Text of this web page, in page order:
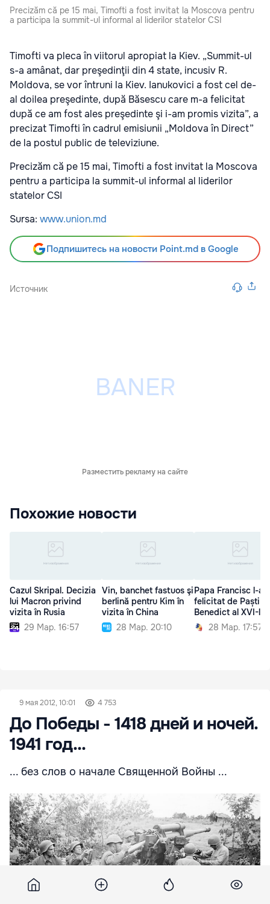
Precizăm că pe 15 mai, Timofti a fost invitat la Moscova pentru
a participa la summit-ul informal al liderilor statelor CSI
Timofti va pleca în viitorul apropiat la Kiev. „Summit-ul
s-a amânat, dar preşedinţii din 4 state, incusiv R.
Moldova, se vor întruni la Kiev. Ianukovici a fost cel de-
al doilea preşedinte, după Băsescu care m-a felicitat
după ce am fost ales preşedinte şi i-am promis vizita”, a
precizat Timofti în cadrul emisiunii „Moldova în Direct”
de la postul public de televiziune.
Precizăm că pe 15 mai, Timofti a fost invitat la Moscova
pentru a participa la summit-ul informal al liderilor
statelor CSI
Sursa: www.union.md
Подпишитесь на новости Point.md в Google
Источник
Разместить рекламу на сайте
Похожие новости
Cazul Skripal. Decizia
lui Macron privind
vizita în Rusia
29 Мар. 16:57
Vin, banchet fastuos şi
berlină pentru Kim în
vizita în China
28 Мар. 20:10
Papa Francisc l-a
felicitat de Paști
Benedict al XVI-lea
28 Мар. 17:57
9 мая 2012, 10:01 4 753
До Победы - 1418 дней и ночей.
1941 год...
... без слов о начале Священной Войны ...